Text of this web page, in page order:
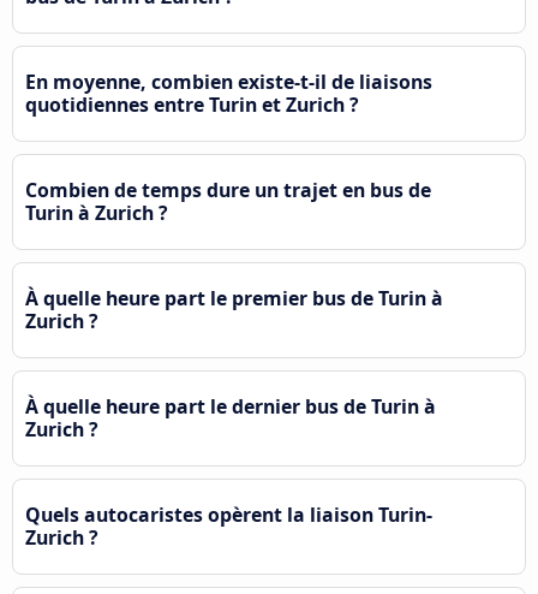
En moyenne, combien existe-t-il de liaisons
quotidiennes entre Turin et Zurich ?
Combien de temps dure un trajet en bus de
Turin à Zurich ?
À quelle heure part le premier bus de Turin à
Zurich ?
À quelle heure part le dernier bus de Turin à
Zurich ?
Quels autocaristes opèrent la liaison Turin-
Zurich ?